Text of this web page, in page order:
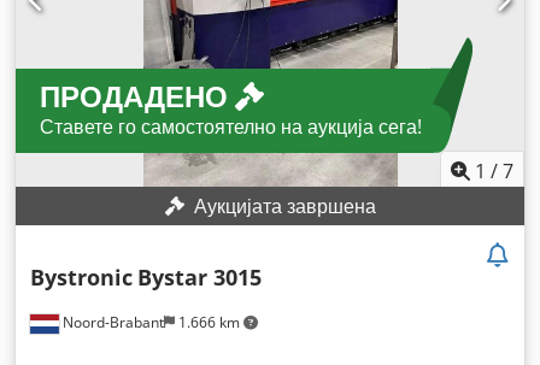
ПРОДАДЕНО
Ставете го самостоятелно на аукција сега!
1 /7
Аукцијата завршена
Noord-Brabant 1.666 km
Bystronic Bystar 3015